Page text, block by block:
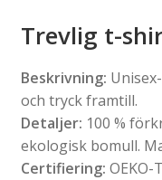
Trevlig t-
Beskrivning:
och tryck framtill.
Detaljer: 100 %
ekologisk bomull.
Certifiering: OEKO-